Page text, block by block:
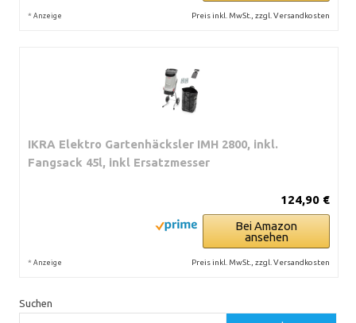
* Anzeige Preis inkl. MwSt., zzgl. Versandkosten
IKRA Elektro Gartenhäcksler IMH 2800, inkl.
Fangsack 45l, inkl Ersatzmesser
124,90 €
Bei Amazon
ansehen
* Anzeige Preis inkl. MwSt., zzgl. Versandkosten
Suchen